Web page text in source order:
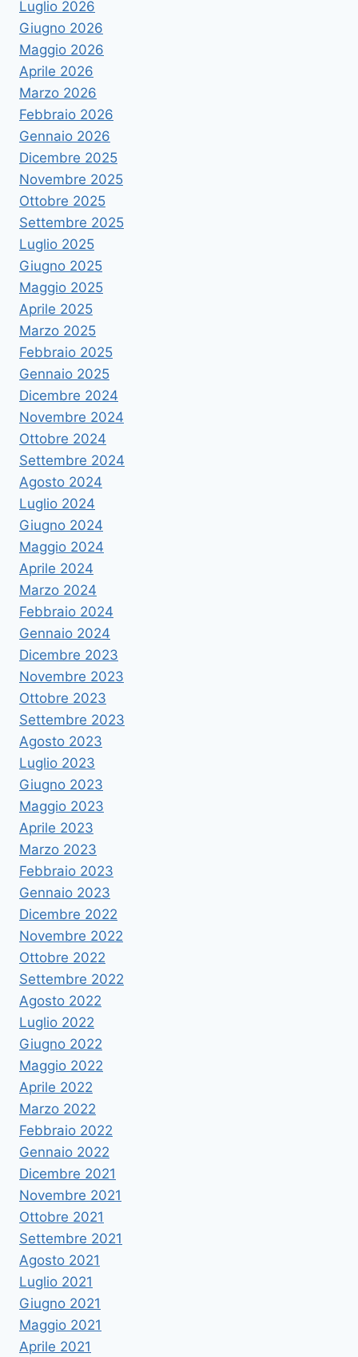
Luglio 2026
Giugno 2026
Maggio 2026
Aprile 2026
Marzo 2026
Febbraio 2026
Gennaio 2026
Dicembre 2025
Novembre 2025
Ottobre 2025
Settembre 2025
Luglio 2025
Giugno 2025
Maggio 2025
Aprile 2025
Marzo 2025
Febbraio 2025
Gennaio 2025
Dicembre 2024
Novembre 2024
Ottobre 2024
Settembre 2024
Agosto 2024
Luglio 2024
Giugno 2024
Maggio 2024
Aprile 2024
Marzo 2024
Febbraio 2024
Gennaio 2024
Dicembre 2023
Novembre 2023
Ottobre 2023
Settembre 2023
Agosto 2023
Luglio 2023
Giugno 2023
Maggio 2023
Aprile 2023
Marzo 2023
Febbraio 2023
Gennaio 2023
Dicembre 2022
Novembre 2022
Ottobre 2022
Settembre 2022
Agosto 2022
Luglio 2022
Giugno 2022
Maggio 2022
Aprile 2022
Marzo 2022
Febbraio 2022
Gennaio 2022
Dicembre 2021
Novembre 2021
Ottobre 2021
Settembre 2021
Agosto 2021
Luglio 2021
Giugno 2021
Maggio 2021
Aprile 2021